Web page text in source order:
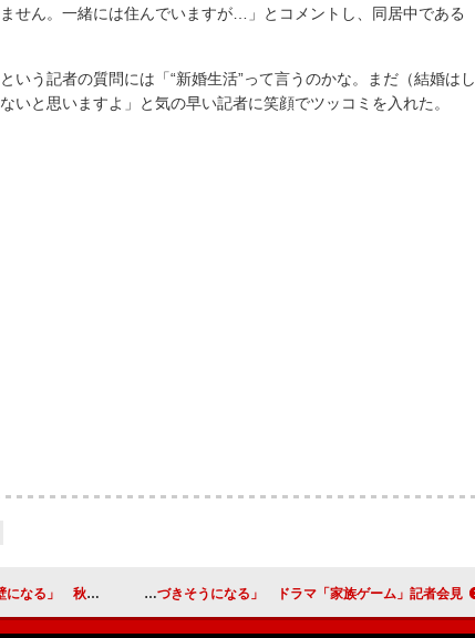
せん。一緒には住んでいますが…」とコメントし、同居中である
いう記者の質問には「“新婚生活”って言うのかな。まだ（結婚はし
いと思いますよ」と気の早い記者に笑顔でツッコミを入れた。
卒業にエールを送る 櫻井翔、「たまに毒づきそうになる」 ドラマ「家族ゲーム」記者会見